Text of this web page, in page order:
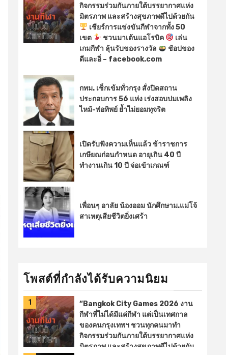
กิจกรรมร่วมกันภายใต้บรรยากาศแห่ง
มิตรภาพ และสร้างสุขภาพดีไปด้วยกัน
เชียร์การแข่งขันกีฬาจากทั้ง 50
เขต
ชวนมาเต้นแอโรบิค
เล่น
เกมกีฬา ลุ้นรับของรางวัล
ช้อปของ
ดีและอิ่ – facebook.com
กทม. เช็กเข้มทั่วกรุง สั่งปิดสถาน
ประกอบการ 56 แห่ง เร่งสอบปมเพลิง
ไหม้-พ่อทิพย์ ย้ำไม่ยอมทุจริต
เปิดรับฟังความเห็นแล้ว ข้าราชการ
เกษียณก่อนกำหนด อายุเกิน 40 ปี
ทำงานเกิน 10 ปี จ่อเข้าเกณฑ์
เพื่อนๆ อาลัย น้องออม นักศึกษาม.แม่โจ้
สาเหตุเสียชีวิตยิ่งเศร้า
โพสต์ที่กำลังได้รับความนิยม
1
“Bangkok City Games 2026 งาน
กีฬาที่ไม่ได้มีแค่กีฬา แต่เป็นเทศกาล
ของคนกรุงเทพฯ ชวนทุกคนมาทำ
กิจกรรมร่วมกันภายใต้บรรยากาศแห่ง
มิตรภาพ และสร้างสุขภาพดีไปด้วยกัน